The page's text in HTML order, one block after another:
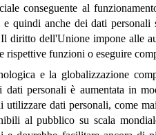
conseguente al
quindi anche dei dati
diritto dell'Unione impone alle
rispettive funzioni o eseguire
e la globalizzazione
personali è aumentata in
utilizzare dati personali, come
al pubblico su scala